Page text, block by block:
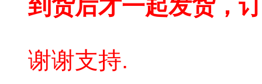
到货后才一起发货，
谢谢支持.